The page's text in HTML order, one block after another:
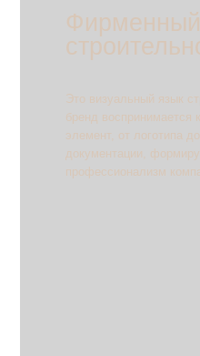
профессионализм компании.